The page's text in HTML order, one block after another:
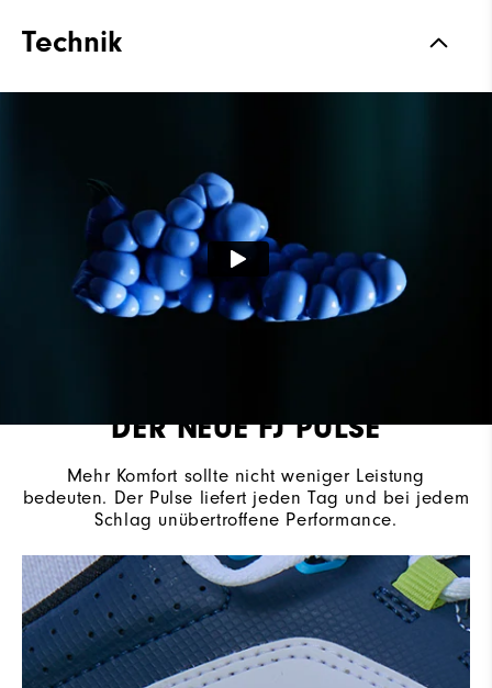
Technik
DER NEUE FJ PULSE
Mehr Komfort sollte nicht weniger Leistung
bedeuten. Der Pulse liefert jeden Tag und bei jedem
Schlag unübertroffene Performance.